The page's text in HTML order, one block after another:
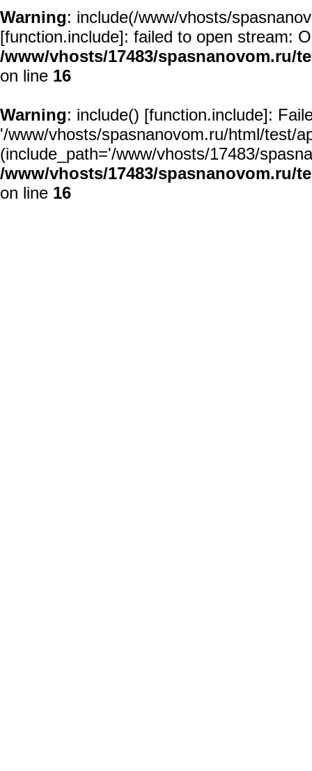
Warning: include(/www/vhosts/
[function.include]: failed to open stream:
/www/vhosts/17483/spasnanovom.ru/
on line 16
Warning: include() [function.include]:
'/www/vhosts/spasnanovom.ru/html/test/
(include_path='/www/vhosts/17483/
/www/vhosts/17483/spasnanovom.ru/
on line 16